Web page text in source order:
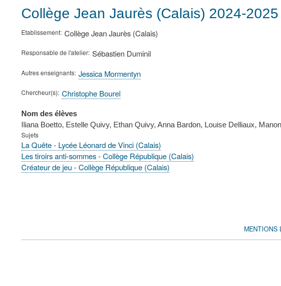
d'Ariane
Collège Jean Jaurès (Calais) 2024-2025
Etablissement Collège Jean Jaurès (Calais)
Responsable de l'atelier Sébastien Duminil
Autres enseignants Jessica Mormentyn
Chercheur(s) Christophe Bourel
Nom des élèves
Iliana Boetto, Estelle Quivy, Ethan Quivy, Anna Bardon, Louise Delliaux,
Sujets
La Quête - Lycée Léonard de Vinci (Calais)
Les tiroirs anti-sommes - Collège République (Calais)
Créateur de jeu - Collège République (Calais)
FOOTER
MENTIONS